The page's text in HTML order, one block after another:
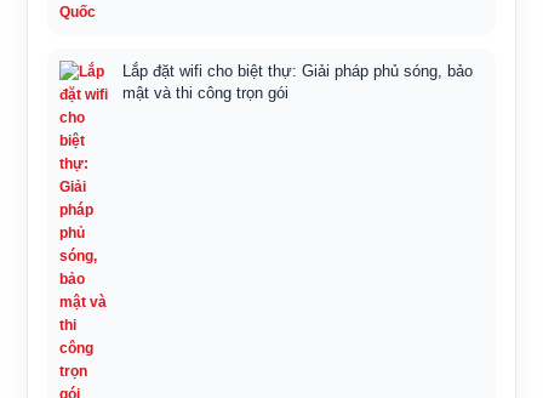
Lắp đặt wifi cho biệt thự: Giải pháp phủ sóng, bảo
mật và thi công trọn gói